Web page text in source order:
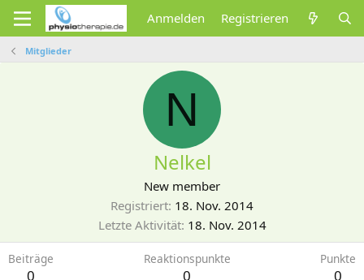
Anmelden Registrieren
Mitglieder
N
Nelkel
New member
Registriert 18. Nov. 2014
Letzte Aktivität 18. Nov. 2014
Beiträge
0
Reaktionspunkte
0
Punkte
0